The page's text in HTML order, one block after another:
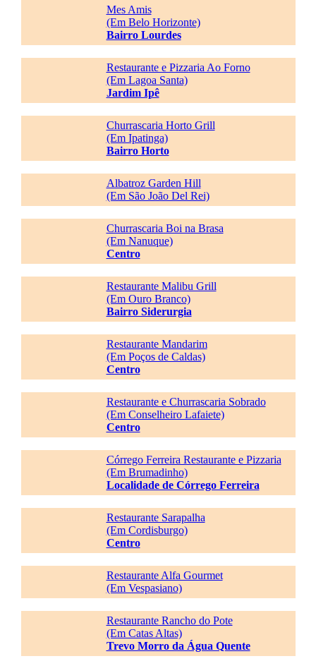
Mes Amis
(Em Belo Horizonte)
Bairro Lourdes
Restaurante e Pizzaria Ao Forno
(Em Lagoa Santa)
Jardim Ipê
Churrascaria Horto Grill
(Em Ipatinga)
Bairro Horto
Albatroz Garden Hill
(Em São João Del Rei)
Churrascaria Boi na Brasa
(Em Nanuque)
Centro
Restaurante Malibu Grill
(Em Ouro Branco)
Bairro Siderurgia
Restaurante Mandarim
(Em Poços de Caldas)
Centro
Restaurante e Churrascaria Sobrado
(Em Conselheiro Lafaiete)
Centro
Córrego Ferreira Restaurante e Pizzaria
(Em Brumadinho)
Localidade de Córrego Ferreira
Restaurante Sarapalha
(Em Cordisburgo)
Centro
Restaurante Alfa Gourmet
(Em Vespasiano)
Restaurante Rancho do Pote
(Em Catas Altas)
Trevo Morro da Água Quente